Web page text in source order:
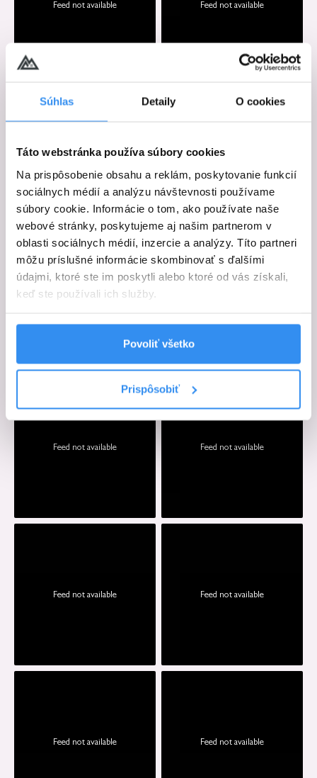
Súhlas Detaily O cookies
Táto webstránka používa súbory cookies
Na prispôsobenie obsahu a reklám, poskytovanie funkcií
sociálnych médií a analýzu návštevnosti používame
súbory cookie. Informácie o tom, ako používate naše
webové stránky, poskytujeme aj našim partnerom v
oblasti sociálnych médií, inzercie a analýzy. Títo partneri
môžu príslušné informácie skombinovať s ďalšími
údajmi, ktoré ste im poskytli alebo ktoré od vás získali,
keď ste používali ich služby.
Povoliť všetko
Prispôsobiť
Feed not available Feed not available
Feed not available Feed not available
Feed not available
Feed not available Feed not available
Feed not available Feed not available
Feed not available Feed not available